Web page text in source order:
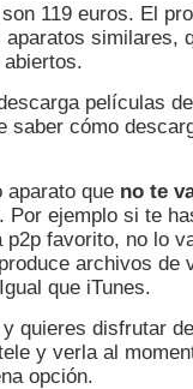
119 euros. El
similares,
películas
saber cómo
aparato que no te
. Por ejemplo si te
favorito, no lo
archivos de
que iTunes.
y quieres disfrutar
y verla al
opción.